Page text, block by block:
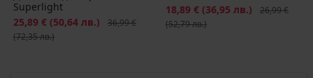
Superlight
Намаление
25,89 € (50,64 лв.) Първоначална цена
36,99 €
(72,35 лв.)
Намаление
18,89 € (36,95 лв.)
26,99 €
(52,79 лв.)